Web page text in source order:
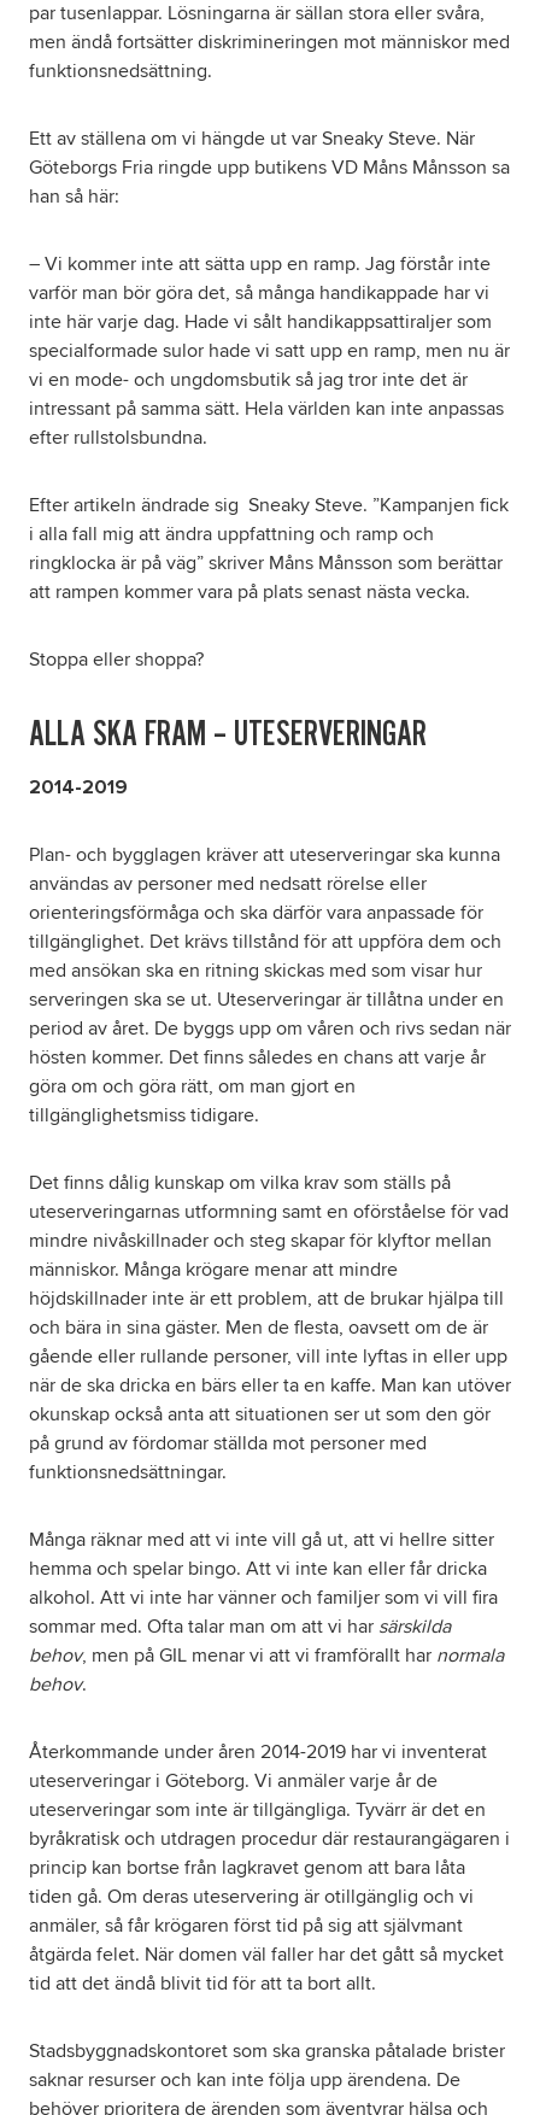
par tusenlappar. Lösningarna är sällan stora eller svåra,
men ändå fortsätter diskrimineringen mot människor med
funktionsnedsättning.
Ett av ställena om vi hängde ut var Sneaky Steve. När
Göteborgs Fria ringde upp butikens VD Måns Månsson sa
han så här:
– Vi kommer inte att sätta upp en ramp. Jag förstår inte
varför man bör göra det, så många handikappade har vi
inte här varje dag. Hade vi sålt handikappsattiraljer som
specialformade sulor hade vi satt upp en ramp, men nu är
vi en mode- och ungdomsbutik så jag tror inte det är
intressant på samma sätt. Hela världen kan inte anpassas
efter rullstolsbundna.
Efter artikeln ändrade sig Sneaky Steve. ”Kampanjen fick
i alla fall mig att ändra uppfattning och ramp och
ringklocka är på väg” skriver Måns Månsson som berättar
att rampen kommer vara på plats senast nästa vecka.
Stoppa eller shoppa?
ALLA SKA FRAM – UTESERVERINGAR
2014-2019
Plan- och bygglagen kräver att uteserveringar ska kunna
användas av personer med nedsatt rörelse eller
orienteringsförmåga och ska därför vara anpassade för
tillgänglighet. Det krävs tillstånd för att uppföra dem och
med ansökan ska en ritning skickas med som visar hur
serveringen ska se ut. Uteserveringar är tillåtna under en
period av året. De byggs upp om våren och rivs sedan när
hösten kommer. Det finns således en chans att varje år
göra om och göra rätt, om man gjort en
tillgänglighetsmiss tidigare.
Det finns dålig kunskap om vilka krav som ställs på
uteserveringarnas utformning samt en oförståelse för vad
mindre nivåskillnader och steg skapar för klyftor mellan
människor. Många krögare menar att mindre
höjdskillnader inte är ett problem, att de brukar hjälpa till
och bära in sina gäster. Men de flesta, oavsett om de är
gående eller rullande personer, vill inte lyftas in eller upp
när de ska dricka en bärs eller ta en kaffe. Man kan utöver
okunskap också anta att situationen ser ut som den gör
på grund av fördomar ställda mot personer med
funktionsnedsättningar.
Många räknar med att vi inte vill gå ut, att vi hellre sitter
hemma och spelar bingo. Att vi inte kan eller får dricka
alkohol. Att vi inte har vänner och familjer som vi vill fira
sommar med. Ofta talar man om att vi har särskilda
behov, men på GIL menar vi att vi framförallt har normala
behov.
Återkommande under åren 2014-2019 har vi inventerat
uteserveringar i Göteborg. Vi anmäler varje år de
uteserveringar som inte är tillgängliga. Tyvärr är det en
byråkratisk och utdragen procedur där restaurangägaren i
princip kan bortse från lagkravet genom att bara låta
tiden gå. Om deras uteservering är otillgänglig och vi
anmäler, så får krögaren först tid på sig att självmant
åtgärda felet. När domen väl faller har det gått så mycket
tid att det ändå blivit tid för att ta bort allt.
Stadsbyggnadskontoret som ska granska påtalade brister
saknar resurser och kan inte följa upp ärendena. De
behöver prioritera de ärenden som äventyrar hälsa och